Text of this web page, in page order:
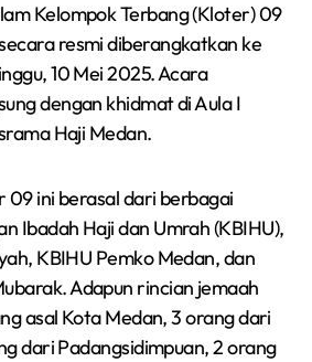
Kelompok Terbang (Kloter) 09
resmi diberangkatkan ke
10 Mei 2025. Acara
dengan khidmat di Aula I
Haji Medan.
09 ini berasal dari berbagai
Ibadah Haji dan Umrah (KBIHU),
KBIHU Pemko Medan, dan
Adapun rincian jemaah
asal Kota Medan, 3 orang dari
dari Padangsidimpuan, 2 orang